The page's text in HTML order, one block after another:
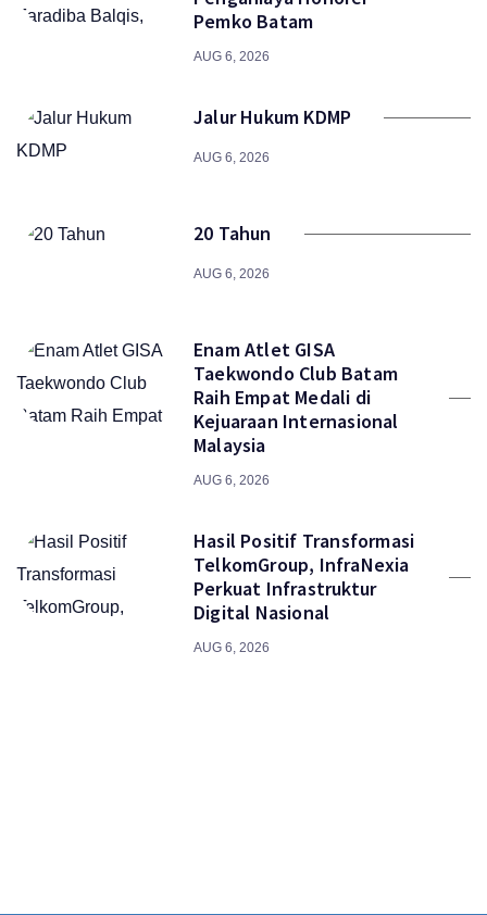
Pemko Batam
AUG 6, 2026
Jalur Hukum KDMP
AUG 6, 2026
20 Tahun
AUG 6, 2026
Enam Atlet GISA
Taekwondo Club Batam
Raih Empat Medali di
Kejuaraan Internasional
Malaysia
AUG 6, 2026
Hasil Positif Transformasi
TelkomGroup, InfraNexia
Perkuat Infrastruktur
Digital Nasional
AUG 6, 2026